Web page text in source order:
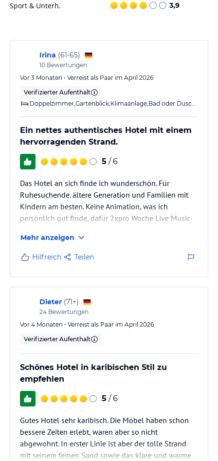
Sport & Unterh. 3,9
Irina (61-65)
10 Bewertungen
Vor 3 Monaten • Verreist als Paar im April 2026
Verifizierter Aufenthalt
Ein nettes authentisches Hotel mit einem
hervorragenden Strand.
5 / 6
Das Hotel an sich finde ich wunderschön. Für
Ruhesuchende. ältere Generation und Familien mit
Kindern am besten. Keine Animation, was ich
persönlich gut finde, dafür 2xpro Woche Live Music-
dieses Hotel zweifelsohne, sehr schöner Strand und
kristallklares Meer ohne jede Art von Müll. Zimmer
werden täglich gut aufgeräumt, alles funktioniert
tadellos. Ja klar, das Hotel ist nicht mehr neu, das hat
mich aber nicht im geringsten gestört. Hauptsache -
alles sauber, mit einem…
Mehr anzeigen
Hilfreich Teilen
Dieter (71+)
24 Bewertungen
Vor 4 Monaten • Verreist als Paar im April 2026
Verifizierter Aufenthalt
Schönes Hotel in karibischen Stil zu
empfehlen
5 / 6
Gutes Hotel sehr karibisch. Die Möbel haben schon
bessere Zeiten erlebt, waren aber so nicht
abgewohnt. In erster Linie ist aber der tolle Strand
mit seinem feinen Sand sowie das klare und warme